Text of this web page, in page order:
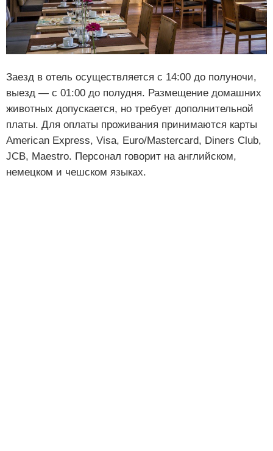
Заезд в отель осуществляется с 14:00 до полуночи,
выезд — с 01:00 до полудня. Размещение домашних
животных допускается, но требует дополнительной
платы. Для оплаты проживания принимаются карты
American Express, Visa, Euro/Mastercard, Diners Club,
JCB, Maestro. Персонал говорит на английском,
немецком и чешском языках.